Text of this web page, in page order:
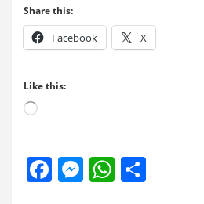
Share this:
Facebook X
Like this:
Loading…
F
M W